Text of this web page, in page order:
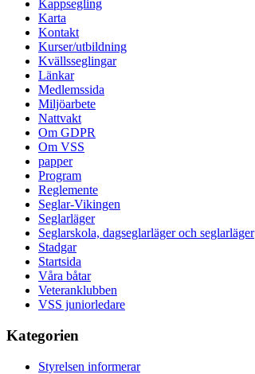
Kappsegling
Karta
Kontakt
Kurser/utbildning
Kvällsseglingar
Länkar
Medlemssida
Miljöarbete
Nattvakt
Om GDPR
Om VSS
papper
Program
Reglemente
Seglar-Vikingen
Seglarläger
Seglarskola, dagseglarläger och seglarläger
Stadgar
Startsida
Våra båtar
Veteranklubben
VSS juniorledare
Kategorien
Styrelsen informerar